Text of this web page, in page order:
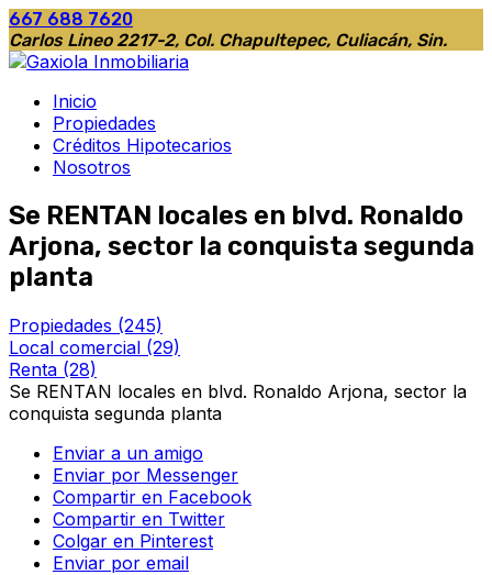
667 688 7620
Carlos Lineo 2217-2, Col. Chapultepec, Culiacán, Sin.
Inicio
Propiedades
Créditos Hipotecarios
Nosotros
Se RENTAN locales en blvd. Ronaldo
Arjona, sector la conquista segunda
planta
Propiedades (245)
Local comercial (29)
Renta (28)
Se RENTAN locales en blvd. Ronaldo Arjona, sector la
conquista segunda planta
Enviar a un amigo
Enviar por Messenger
Compartir en Facebook
Compartir en Twitter
Colgar en Pinterest
Enviar por email